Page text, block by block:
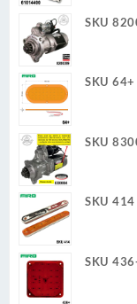
SKU
SKU
SKU
SKU 414 -
SKU